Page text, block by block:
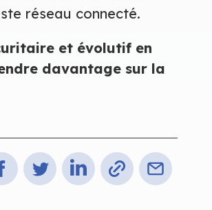
réseau connecté.
et évolutif en
davantage sur la